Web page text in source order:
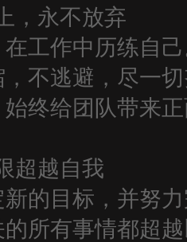
，永不放弃
工作中历练自
不逃避，尽一
终给团队带来
超越自我
的目标，并努
所有事情都超